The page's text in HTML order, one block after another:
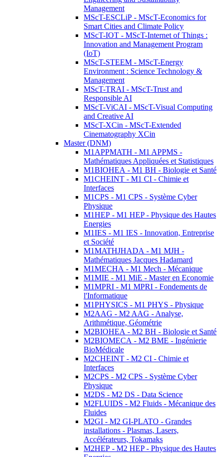
Management
MScT-ESCLiP - MScT-Economics for
Smart Cities and Climate Policy
MScT-IOT - MScT-Internet of Things :
Innovation and Management Program
(IoT)
MScT-STEEM - MScT-Energy
Environment : Science Technology &
Management
MScT-TRAI - MScT-Trust and
Responsible AI
MScT-ViCAI - MScT-Visual Computing
and Creative AI
MScT-XCin - MScT-Extended
Cinematography XCin
Master (DNM)
M1APPMATH - M1 APPMS -
Mathématiques Appliquées et Statistiques
M1BIOHEA - M1 BH - Biologie et Santé
M1CHEINT - M1 CI - Chimie et
Interfaces
M1CPS - M1 CPS - Système Cyber
Physique
M1HEP - M1 HEP - Physique des Hautes
Energies
M1IES - M1 IES - Innovation, Entreprise
et Société
M1MATHJHADA - M1 MJH -
Mathématiques Jacques Hadamard
M1MECHA - M1 Mech - Mécanique
M1MIE - M1 MiE - Master en Economie
M1MPRI - M1 MPRI - Fondements de
l'Informatique
M1PHYSICS - M1 PHYS - Physique
M2AAG - M2 AAG - Analyse,
Arithmétique, Géométrie
M2BIOHEA - M2 BH - Biologie et Santé
M2BIOMECA - M2 BME - Ingénierie
BioMédicale
M2CHEINT - M2 CI - Chimie et
Interfaces
M2CPS - M2 CPS - Système Cyber
Physique
M2DS - M2 DS - Data Science
M2FLUIDS - M2 Fluids - Mécanique des
Fluides
M2GI - M2 GI-PLATO - Grandes
installations - Plasmas, Lasers,
Accélérateurs, Tokamaks
M2HEP - M2 HEP - Physique des Hautes